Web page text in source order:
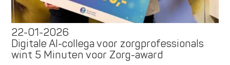
22-01-2026
Digitale AI-collega voor zorgprofessionals
wint 5 Minuten voor Zorg-award